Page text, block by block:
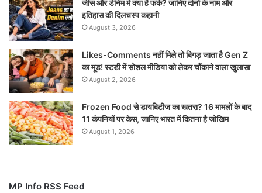
जींस और डेनिम में क्या है फर्क? जानिए दोनों के नाम और
इतिहास की दिलचस्प कहानी
August 3, 2026
Likes-Comments नहीं मिले तो बिगड़ जाता है Gen Z
का मूड! स्टडी में सोशल मीडिया को लेकर चौंकाने वाला खुलासा
August 2, 2026
Frozen Food से डायबिटीज का खतरा? 16 मामलों के बाद
11 कंपनियों पर केस, जानिए भारत में कितना है जोखिम
August 1, 2026
MP Info RSS Feed